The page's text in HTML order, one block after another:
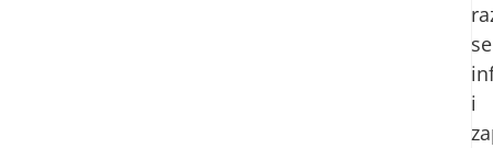
se
i